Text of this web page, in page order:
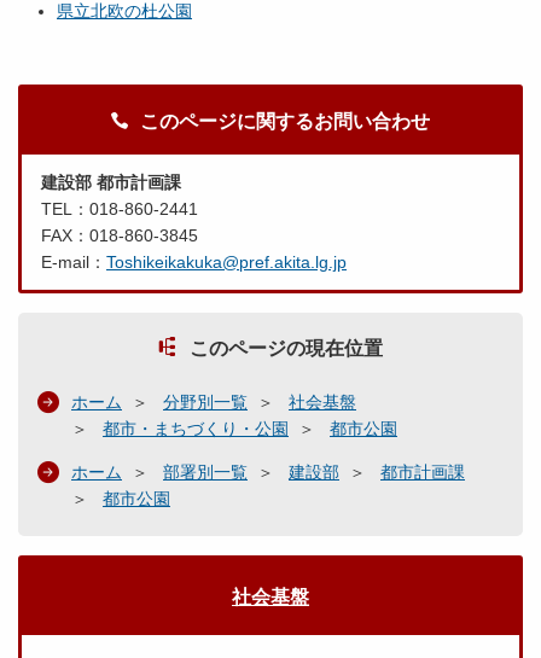
県立北欧の杜公園
このページに関するお問い合わせ
建設部 都市計画課
TEL：018-860-2441
FAX：018-860-3845
E-mail： Toshikeikakuka@pref.akita.lg.jp
このページの現在位置
ホーム 分野別一覧
社会基盤
都市・まちづくり・公園
都市公園
ホーム 部署別一覧 建設部
都市計画課
都市公園
社会基盤